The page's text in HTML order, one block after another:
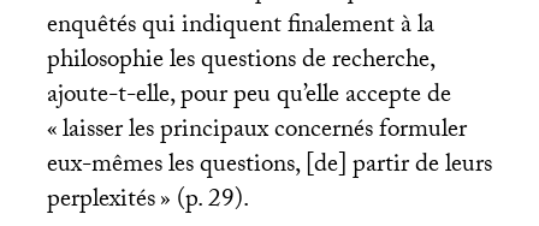
enquêtés qui indiquent finalement à la
philosophie les questions de recherche,
ajoute-t-elle, pour peu qu’elle accepte de
«laisser les principaux concernés formuler
eux-mêmes les questions, [de] partir de leurs
perplexités» (p. 29).